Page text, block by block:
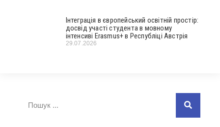
Інтеграція в європейський освітній простір:
досвід участі студента в мовному
інтенсиві Erasmus+ в Республіці Австрія
29.07.2026